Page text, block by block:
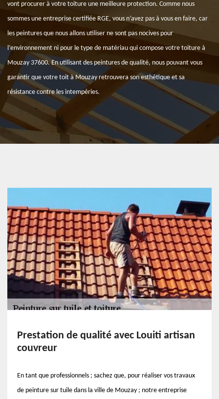
vont procurer à votre toiture une meilleure protection. Comme nous
sommes une entreprise certifiée RGE, vous n’avez pas à vous en faire, car
les peintures que nous allons utiliser ne sont pas nocives pour
l’environnement ni pour le type de matériau qui compose votre toiture à
Mouzay 37600. En utilisant des peintures de qualité, nous pouvant vous
garantir que votre toit à Mouzay retrouvera son esthétique et sa
résistance contre les intempéries.
Prestation de qualité avec Louiti artisan
couvreur
En tant que professionnels ; sachez que, pour réaliser vos travaux
de peinture sur tuile dans la ville de Mouzay ; notre entreprise